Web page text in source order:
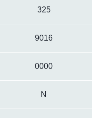
325
9016
0000
N